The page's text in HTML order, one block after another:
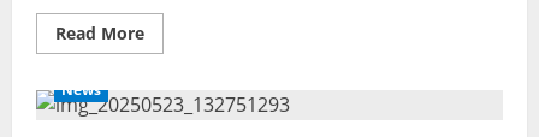
Read MoreRead
more
Entrepreneur
Resmikan
News